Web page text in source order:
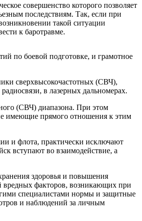
совершенство которого позволяет
последствиям. Так, если при
такой ситуации
к баротравме.
по боевой подготовке, и грамотное
сверхвысокочастотных (СВЧ),
в лазерных дальномерах.
(СВЧ) диапазона. При этом
имеющие прямого отношения к этим
и флота, практически исключают
вступают во взаимодействие, а
здоровья и повышения
вредных факторов, возникающих при
специалистами нормы и защитные
и наблюдений за личным